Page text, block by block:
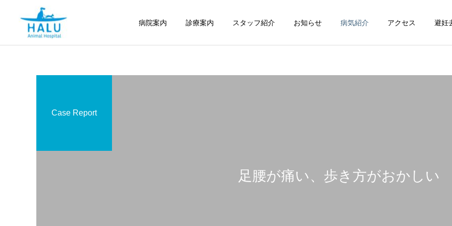
病院案内 診療案内 スタッフ紹介 お知らせ 病気紹介 アクセス 避妊
脳神経科 皮膚科
足腰が痛い、歩き方がおかしい
Case Report